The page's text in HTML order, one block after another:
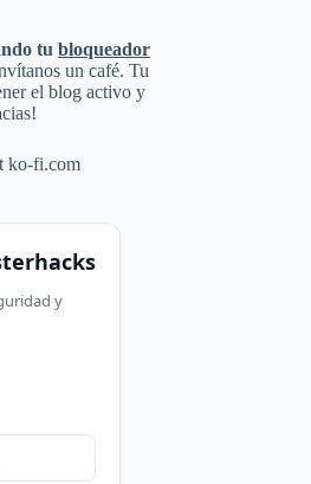
tubloqueador
un café. Tu
el blog activo y
y